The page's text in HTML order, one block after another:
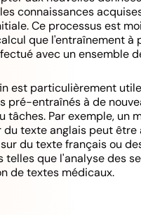
connaissances
Ce processus est
que l'entraînement à
avec un ensemble
est particulièrement
pré-entraînés à de
tâches. Par exemple, un
du texte anglais peut être
du texte français ou
telles que l'analyse des
de textes médicaux.